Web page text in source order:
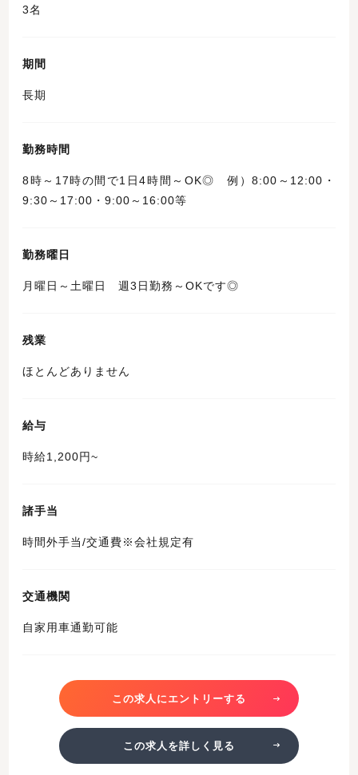
3名
期間
長期
勤務時間
8時～17時の間で1日4時間～OK◎ 例）8:00～12:00・
9:30～17:00・9:00～16:00等
勤務曜日
月曜日～土曜日 週3日勤務～OKです◎
残業
ほとんどありません
給与
時給1,200円~
諸手当
時間外手当/交通費※会社規定有
交通機関
自家用車通勤可能
この求人にエントリーする
この求人を詳しく見る